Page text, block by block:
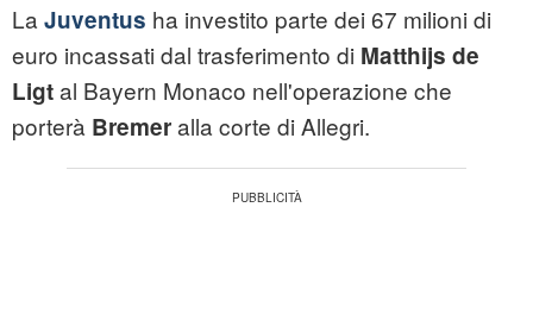
La Juventus ha investito parte dei 67 milioni di
euro incassati dal trasferimento di Matthijs de
Ligtal Bayern Monaco nell'operazione che
porterà Bremeralla corte di Allegri.